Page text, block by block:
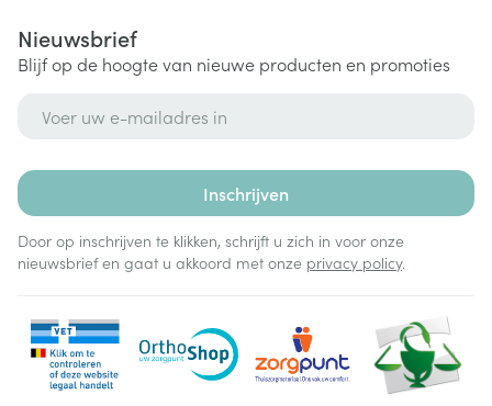
Nieuwsbrief
Blijf op de hoogte van nieuwe producten en promoties
Inschrijven
Door op inschrijven te klikken, schrijft u zich in voor onze
nieuwsbrief en gaat u akkoord met onze privacy policy.